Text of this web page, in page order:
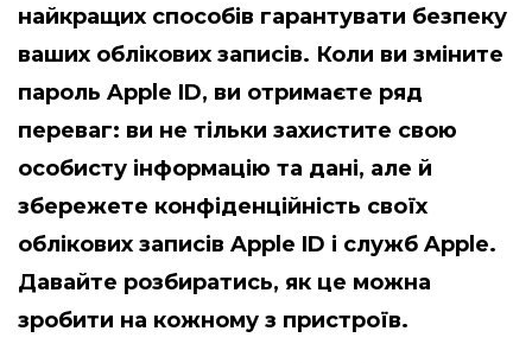
найкращих способів гарантувати безпеку
ваших облікових записів. Коли ви зміните
пароль Apple ID, ви отримаєте ряд
переваг: ви не тільки захистите свою
особисту інформацію та дані, але й
збережете конфіденційність своїх
облікових записів Apple ID і служб Apple.
Давайте розбиратись, як це можна
зробити на кожному з пристроїв.